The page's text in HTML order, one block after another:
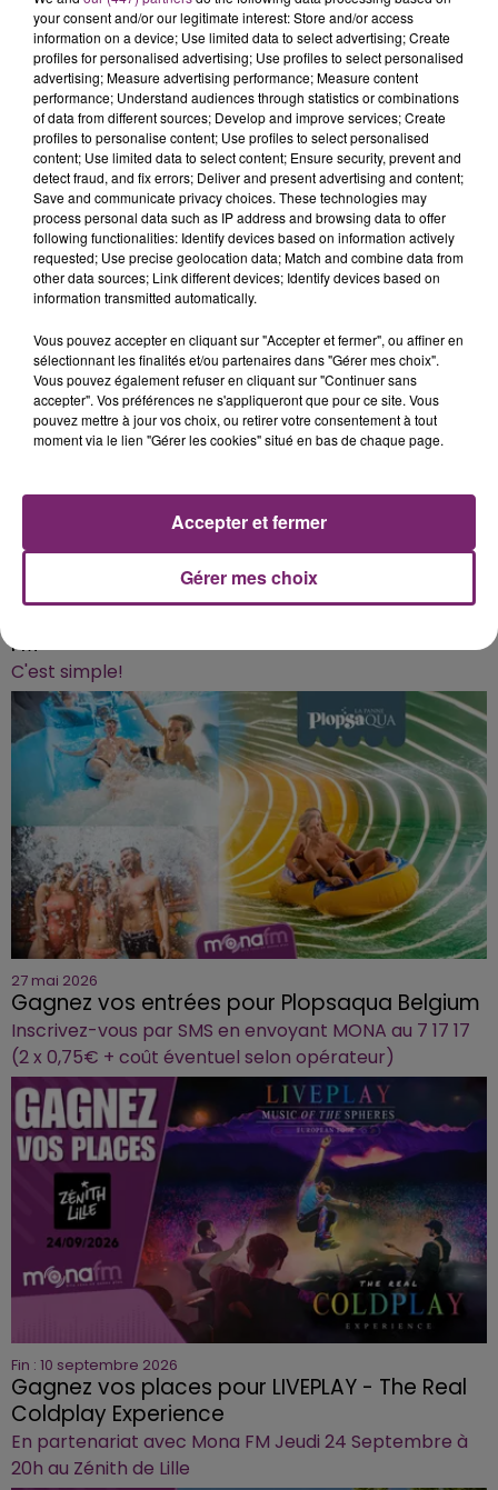
LES AUTRES JEUX >
FM
C'est simple!
27 mai 2026
Gagnez vos entrées pour Plopsaqua Belgium
Inscrivez-vous par SMS en envoyant MONA au 7 17 17
(2 x 0,75€ + coût éventuel selon opérateur)
Fin : 10 septembre 2026
Gagnez vos places pour LIVEPLAY - The Real
Coldplay Experience
En partenariat avec Mona FM Jeudi 24 Septembre à
20h au Zénith de Lille
your consent and/or our legitimate interest: Store and/or access
information on a device; Use limited data to select advertising; Create
profiles for personalised advertising; Use profiles to select personalised
advertising; Measure advertising performance; Measure content
performance; Understand audiences through statistics or combinations
of data from different sources; Develop and improve services; Create
profiles to personalise content; Use profiles to select personalised
content; Use limited data to select content; Ensure security, prevent and
detect fraud, and fix errors; Deliver and present advertising and content;
Save and communicate privacy choices. These technologies may
process personal data such as IP address and browsing data to offer
following functionalities: Identify devices based on information actively
requested; Use precise geolocation data; Match and combine data from
other data sources; Link different devices; Identify devices based on
information transmitted automatically.
Vous pouvez accepter en cliquant sur "Accepter et fermer", ou affiner en
sélectionnant les finalités et/ou partenaires dans "Gérer mes choix".
Vous pouvez également refuser en cliquant sur "Continuer sans
accepter". Vos préférences ne s'appliqueront que pour ce site. Vous
pouvez mettre à jour vos choix, ou retirer votre consentement à tout
moment via le lien "Gérer les cookies" situé en bas de chaque page.
Gérer mes choix
Accepter et fermer